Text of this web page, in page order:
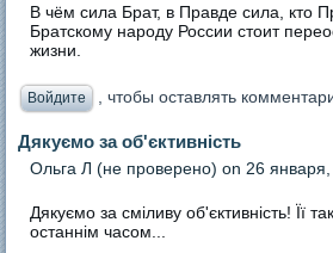
В чём сила Брат, в Правде сила, кто
Братскому народу России стоит
жизни.
Войдите , чтобы оставлять
Дякуємо за об'єктивність
Ольга Л (не проверено) on 26
Дякуємо за сміливу об'єктивність! Її
останнім часом...